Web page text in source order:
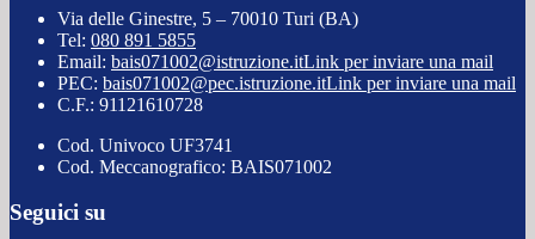
Via delle Ginestre, 5 – 70010 Turi (BA)
Tel: 080 891 5855
Email: bais071002@istruzione.itLink per inviare una mail
PEC: bais071002@pec.istruzione.itLink per inviare una mail
C.F.: 91121610728
Cod. Univoco UF3741
Cod. Meccanografico: BAIS071002
Seguici su